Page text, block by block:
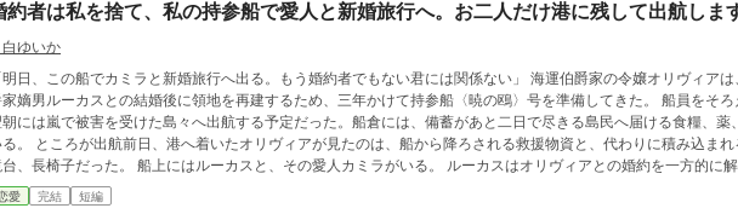
約者は私を捨て、私の持参船で愛人と新婚旅行へ。お二人だけ港に残して出航しま
ゆいか
日、この船でカミラと新婚旅行へ出る。もう婚約者でもない君には関係ない」 海運伯爵家の令嬢オリヴィアは、没落しかけた侯
嫡男ルーカスとの結婚後に領地を再建するため、三年かけて持参船〈暁の鴎〉号を準備してきた。 船員をそろえ、航路を整え、
には嵐で被害を受けた島々へ出航する予定だった。船倉には、備蓄があと二日で尽きる島民へ届ける食糧、薬
見たのは、船から降ろされる救援物資と、代わりに積み込まれる衣装箱、酒樽、
った。 船上にはルーカスと、その愛人カミラがいる。 ルーカスはオリヴィアとの婚約を一方的に解消し、カミラとの
と新婚旅行、さらに自分の私的事業へ〈暁の鴎〉号を使うと告げた。 「この毛布、少し獣臭いのですもの」 カミラも救援物資を
し、自分の衣装と家具を優先する。 けれどルーカスは、大切な二つの事実を軽んじていた。 〈暁の鴎〉号は、結婚が成立す
愛 完結 短編